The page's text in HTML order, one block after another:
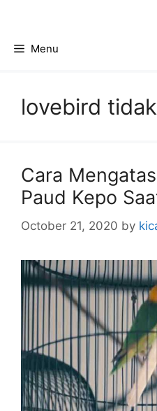
contentMenu
lovebird
Cara
Paud Kepo
October 21, 2020 by